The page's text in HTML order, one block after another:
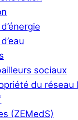
sociaux
du réseau
(ZEMedS)